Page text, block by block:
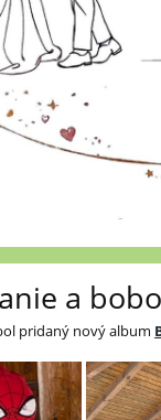
a
pridaný nový album